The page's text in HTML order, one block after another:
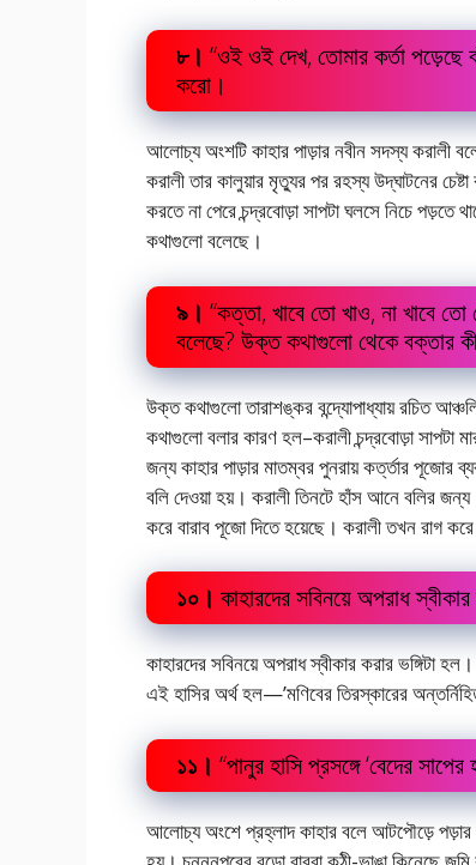
৮। “ওই ওই দেখ, তোমার কর্তা
করো।
আলোচ্য অংশটি কাহার পাড়ার নবীন সদস্য করালী
করালী তার কালুয়ার মৃত্যুর পর রহস্য উদ্‌ঘাটনের
করতে না পেরে চন্দ্রবোড়া সাপটা ঘলসে নিচে পড়তে
কথাগুলো বলেছে।
৯। “কত্তা, খাবে তো খাও, না খাবে
বলেছে? উক্ত কথাগুলো থেকে বক্তার
উক্ত কথাগুলো তারাশঙ্কর বন্দ্যোপাধ্যায় রচিত
কথাগুলো বলার কারণ হল–করালী চন্দ্রবোড়া সাপটা
জন্য কাহার পাড়ার মাতম্বর পুনরায় কর্ত্তার পূজোর
বলি দেওয়া হয়। করালী তিনটে হাঁস আনে বলির
করে বারাব পূজো দিতে হয়েছে। করালী তখন রাগ
১০। কাহারদের সবিনয়ে অপরাধ
কাহারদের সবিনয়ে অপরাধ স্বীকার করার ভঙ্গিটা
এই হাসির অর্থ হল—’মণিবের তিরস্কারের
১১। “পানুর হাসি প্রসঙ্গে ‘বেদের
আলোচ্য অংশে প্রহ্লাদ কাহার বলে আটপৌড়ে পড়ার